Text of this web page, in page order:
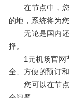
在节点中，您
的地，系统将为
无论是国内还
择。
1元机场官网节
全、方便的预订和
您可以在节点